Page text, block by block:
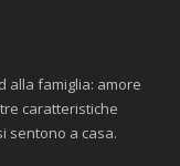
alla famiglia: amore
caratteristiche
sentono a casa.